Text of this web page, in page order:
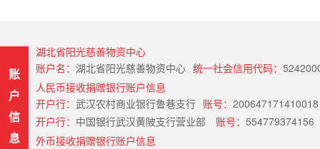
账
户
信
息
湖北省阳光慈善物资中心
账户名： 湖北省阳光慈善物资中心 统一社会信用代码：
人民币接收捐赠银行账户信息
开户行： 武汉农村商业银行鲁巷支行 账号： 200647171410018
开户行： 中国银行武汉黄陂支行营业部 账号： 554779374156
外币接收捐赠银行账户信息